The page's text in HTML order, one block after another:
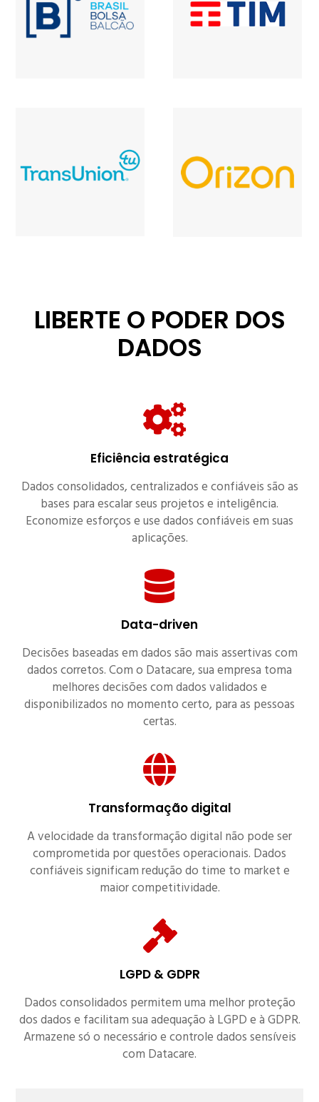
LIBERTE O PODER DOS
DADOS
Eficiência estratégica
Dados consolidados, centralizados e confiáveis são as
bases para escalar seus projetos e inteligência.
Economize esforços e use dados confiáveis em suas
aplicações.
Data-driven
Decisões baseadas em dados são mais assertivas com
dados corretos. Com o Datacare, sua empresa toma
melhores decisões com dados validados e
disponibilizados no momento certo, para as pessoas
certas.
Transformação digital
A velocidade da transformação digital não pode ser
comprometida por questões operacionais. Dados
confiáveis significam redução do time to market e
maior competitividade.
LGPD & GDPR
Dados consolidados permitem uma melhor proteção
dos dados e facilitam sua adequação à LGPD e à GDPR.
Armazene só o necessário e controle dados sensíveis
com Datacare.